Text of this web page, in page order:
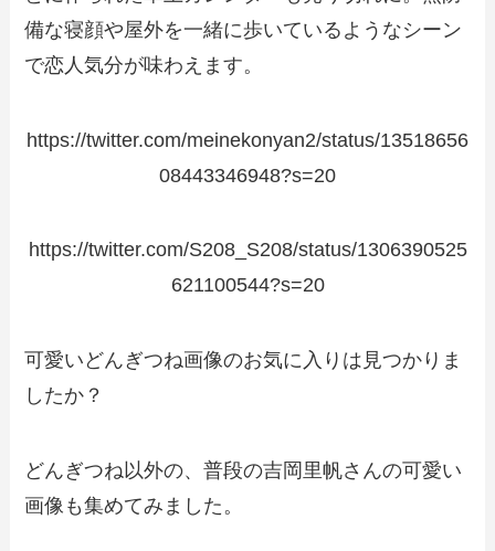
備な寝顔や屋外を一緒に歩いているようなシーン
で恋人気分が味わえます。
https://twitter.com/meinekonyan2/status/13518656
08443346948?s=20
https://twitter.com/S208_S208/status/1306390525
621100544?s=20
可愛いどんぎつね画像のお気に入りは見つかりま
したか？
どんぎつね以外の、普段の吉岡里帆さんの可愛い
画像も集めてみました。